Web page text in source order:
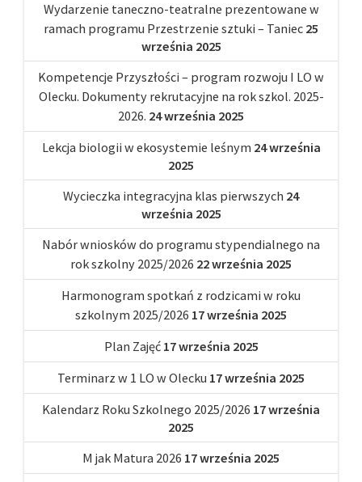
Wydarzenie taneczno-teatralne prezentowane w
ramach programu Przestrzenie sztuki – Taniec 25
września 2025
Kompetencje Przyszłości – program rozwoju I LO w
Olecku. Dokumenty rekrutacyjne na rok szkol. 2025-
2026. 24 września 2025
Lekcja biologii w ekosystemie leśnym 24 września
2025
Wycieczka integracyjna klas pierwszych 24
września 2025
Nabór wniosków do programu stypendialnego na
rok szkolny 2025/2026 22 września 2025
Harmonogram spotkań z rodzicami w roku
szkolnym 2025/2026 17 września 2025
Plan Zajęć 17 września 2025
Terminarz w 1 LO w Olecku 17 września 2025
Kalendarz Roku Szkolnego 2025/2026 17 września
2025
M jak Matura 2026 17 września 2025